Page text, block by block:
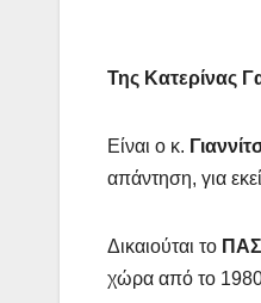
Της Κατερίνας
Είναι ο κ.
απάντηση, για
Δικαιούται το
χώρα από το 1980